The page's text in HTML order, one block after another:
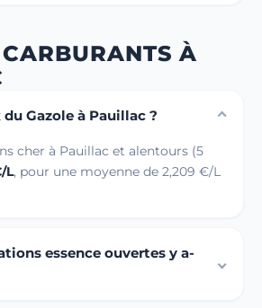
À
Gazole à Pauillac ?
cher à Pauillac et alentours (5
L, pour une moyenne de 2,209 €/L
essence ouvertes y a-